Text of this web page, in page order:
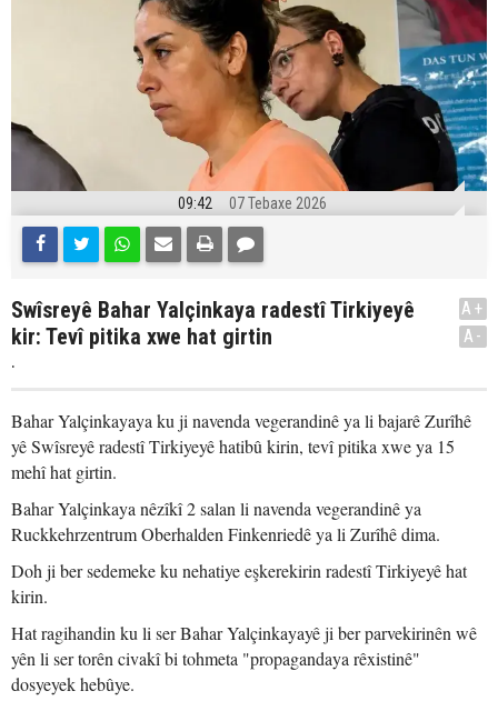
09:42 07 Tebaxe 2026
Swîsreyê Bahar Yalçinkaya radestî Tirkiyeyê
kir: Tevî pitika xwe hat girtin
.
A+
A-
Bahar Yalçinkayaya ku ji navenda vegerandinê ya li bajarê Zurîhê
yê Swîsreyê radestî Tirkiyeyê hatibû kirin, tevî pitika xwe ya 15
mehî hat girtin.
Bahar Yalçinkaya nêzîkî 2 salan li navenda vegerandinê ya
Ruckkehrzentrum Oberhalden Finkenriedê ya li Zurîhê dima.
Doh ji ber sedemeke ku nehatiye eşkerekirin radestî Tirkiyeyê hat
kirin.
Hat ragihandin ku li ser Bahar Yalçinkayayê ji ber parvekirinên wê
yên li ser torên civakî bi tohmeta "propagandaya rêxistinê"
dosyeyek hebûye.